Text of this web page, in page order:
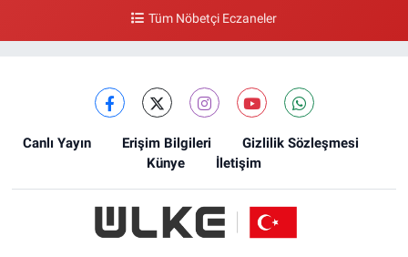
Tüm Nöbetçi Eczaneler
Canlı Yayın Erişim Bilgileri
Gizlilik Sözleşmesi
Künye
İletişim